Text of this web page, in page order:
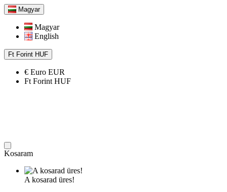
Magyar
Magyar
English
Ft Forint HUF
€ Euro EUR
Ft Forint HUF
Kosaram
A kosarad üres!